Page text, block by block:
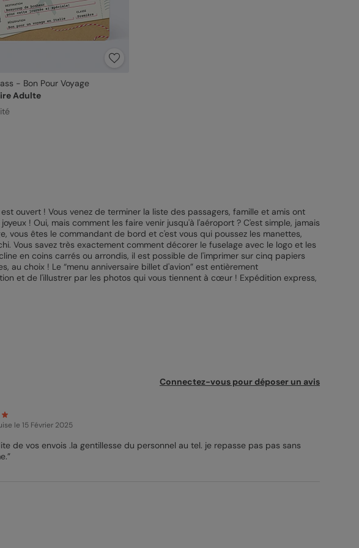
- Bon Pour Voyage
Adulte
ouvert ! Vous venez de terminer la liste des passagers, famille et amis ont
! Oui, mais comment les faire venir jusqu'à l'aéroport ? C'est simple, jamais
vous êtes le commandant de bord et c'est vous qui poussez les manettes,
Vous savez très exactement comment décorer le fuselage avec le logo et les
en coins carrés ou arrondis, il est possible de l'imprimer sur cinq papiers
choix ! Le “menu anniversaire billet d'avion” est entièrement
et de l'illustrer par les photos qui vous tiennent à cœur ! Expédition express,
Connectez-vous pour déposer un avis
le 15 Février 2025
de vos envois .la gentillesse du personnel au tel. je repasse pas pas sans